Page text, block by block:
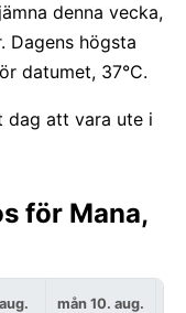
denna vecka,
Dagens högsta
datumet, 37°C.
dag att vara ute i
för Mana,
mån 10. aug.